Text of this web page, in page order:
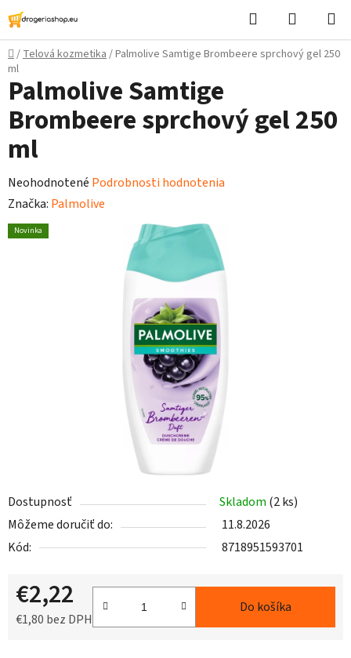
Prejsť
na
obsah
Hľadať
košík
Domov
/Telová kozmetika/Palmolive Samtige Brombeere sprchový gel 250
ml
Dostupnosť Skladom (2 ks)
Môžeme doručiť do:
11.8.2026
Kód:
8718951593701
€2,22
€1,80 bez DPH
Do košíka
Palmolive Samtige
Brombeere sprchový gel 250
ml
Priemerné
hodnotenie
produktu
Neohodnotené Podrobnosti hodnotenia
Značka: Palmolive
Novinka